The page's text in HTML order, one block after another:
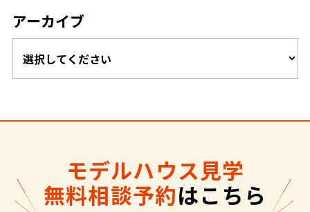
アーカイブ
モデルハウス見学
無料相談予約はこちら